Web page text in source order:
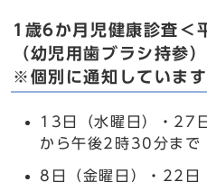
1歳6か月児健康診査＜
（幼児用歯ブラシ持参）
※個別に通知しています
13日（水曜日）・27
から午後2時30分まで
8日（金曜日）・22日